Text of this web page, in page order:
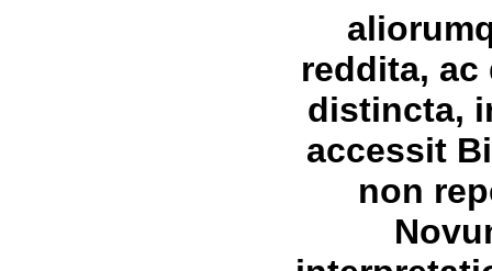
reddita, ac
distincta,
accessit
non